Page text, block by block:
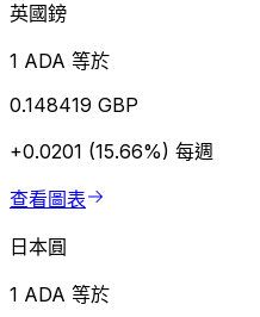
英國鎊
1 ADA 等於
0.148419 GBP
+0.0201 (15.66%) 每週
查看圖表
日本圓
1 ADA 等於